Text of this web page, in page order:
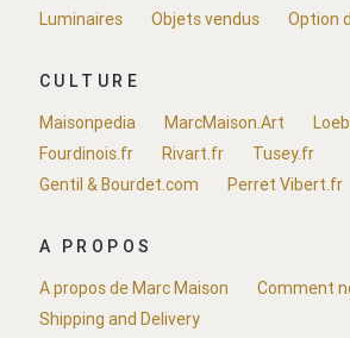
Luminaires
Objets vendus Option
CULTURE
Maisonpedia
MarcMaison.Art
Fourdinois.fr
Rivart.fr
Tusey.fr
Gentil & Bourdet.com
Perret Vibert.fr
A PROPOS
A propos de Marc Maison
Comment
Shipping and Delivery